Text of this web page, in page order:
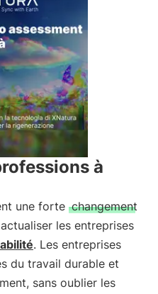
à
une forte changement
les entreprises
. Les entreprises
du travail durable et
sans oublier les